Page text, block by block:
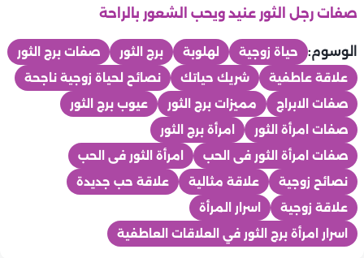
صفات رجل الثور عنيد ويحب الشعور بالراحة
الوسوم: حياة زوجية لهلوبة برج الثور
صفات برج الثور
علاقة عاطفية
شريك حياتك
نصائح لحياة زوجية ناجحة
صفات الابراج
مميزات برج الثور
عيوب برج الثور
صفات امرأة الثور
امرأة برج الثور
صفات امرأة الثور فى الحب
امرأة الثور فى الحب
نصائح زوجية
علاقة مثالية
علاقة حب جديدة
علاقة زوجية
اسرار المرأة
اسرار امرأة برج الثور في العلاقات العاطفية